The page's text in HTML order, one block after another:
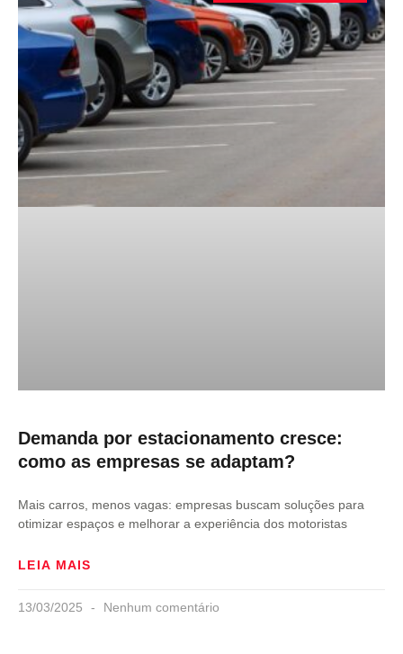
Demanda por estacionamento cresce:
como as empresas se adaptam?
Mais carros, menos vagas: empresas buscam soluções para
otimizar espaços e melhorar a experiência dos motoristas
LEIA MAIS
13/03/2025 Nenhum comentário